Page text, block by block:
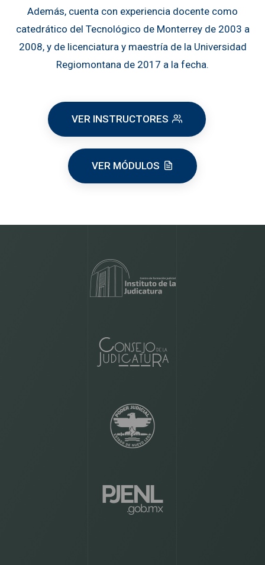
Además, cuenta con experiencia docente como
catedrático del Tecnológico de Monterrey de 2003 a
2008, y de licenciatura y maestría de la Universidad
Regiomontana de 2017 a la fecha.
VER INSTRUCTORES
VER MÓDULOS